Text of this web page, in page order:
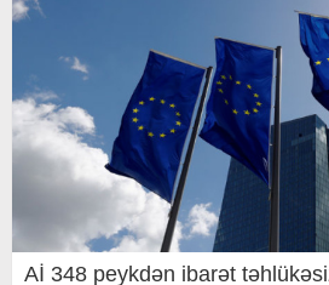
Aİ 348 peykdən ibarət